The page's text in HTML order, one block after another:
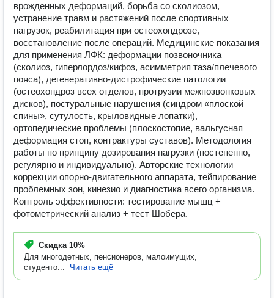
врожденных деформаций, борьба со сколиозом,
устранение травм и растяжений после спортивных
нагрузок, реабилитация при остеохондрозе,
восстановление после операций. Медицинские показания
для применения ЛФК: деформации позвоночника
(сколиоз, гиперлордоз/кифоз, асимметрия таза/плечевого
пояса), дегенеративно-дистрофические патологии
(остеохондроз всех отделов, протрузии межпозвонковых
дисков), постуральные нарушения (синдром «плоской
спины», сутулость, крыловидные лопатки),
ортопедические проблемы (плоскостопие, вальгусная
деформация стоп, контрактуры суставов). Методология
работы по принципу дозирования нагрузки (постепенно,
регулярно и индивидуально). Авторские технологии
коррекции опорно-двигательного аппарата, тейпирование
проблемных зон, кинезио и диагностика всего организма.
Контроль эффективности: тестирование мышц +
фотометрический анализ + тест Шобера.
Скидка 10%
Для многодетных, пенсионеров, малоимущих,
студенто...
Читать ещё